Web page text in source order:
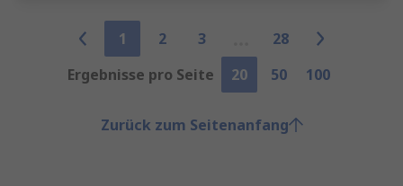
1 2 3
28
Ergebnisse pro Seite
20 50 100
Zurück zum Seitenanfang